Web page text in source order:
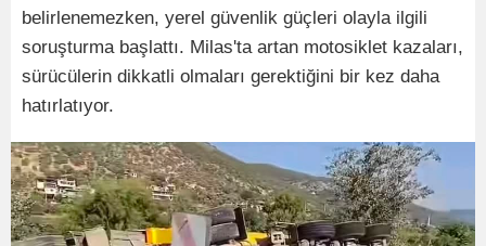
belirlenemezken, yerel güvenlik güçleri olayla ilgili
soruşturma başlattı. Milas'ta artan motosiklet kazaları,
sürücülerin dikkatli olmaları gerektiğini bir kez daha
hatırlatıyor.